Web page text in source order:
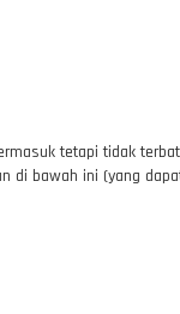
tetapi tidak
bawah ini (yang